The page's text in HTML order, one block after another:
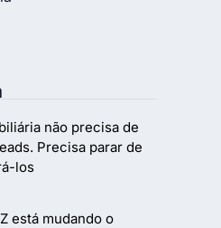
não precisa de
Precisa parar de
los
está mudando o